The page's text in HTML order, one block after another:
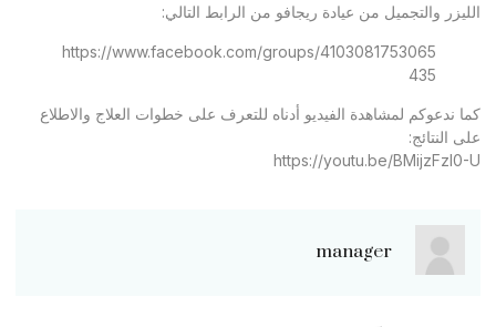
الليزر والتجميل من عيادة ريجافو من الرابط التالي:
https://www.facebook.com/groups/4103081753065
435
كما ندعوكم لمشاهدة الفيديو أدناه للتعرف على خطوات العلاج والاطلاع
على النتائج:
https://youtu.be/BMijzFzl0-U
manager